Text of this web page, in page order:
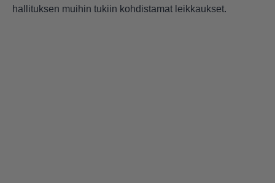
hallituksen muihin tukiin kohdistamat leikkaukset.